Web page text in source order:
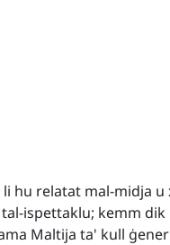
hu relatat mal-midja u
ispettaklu; kemm
Maltija ta' kull